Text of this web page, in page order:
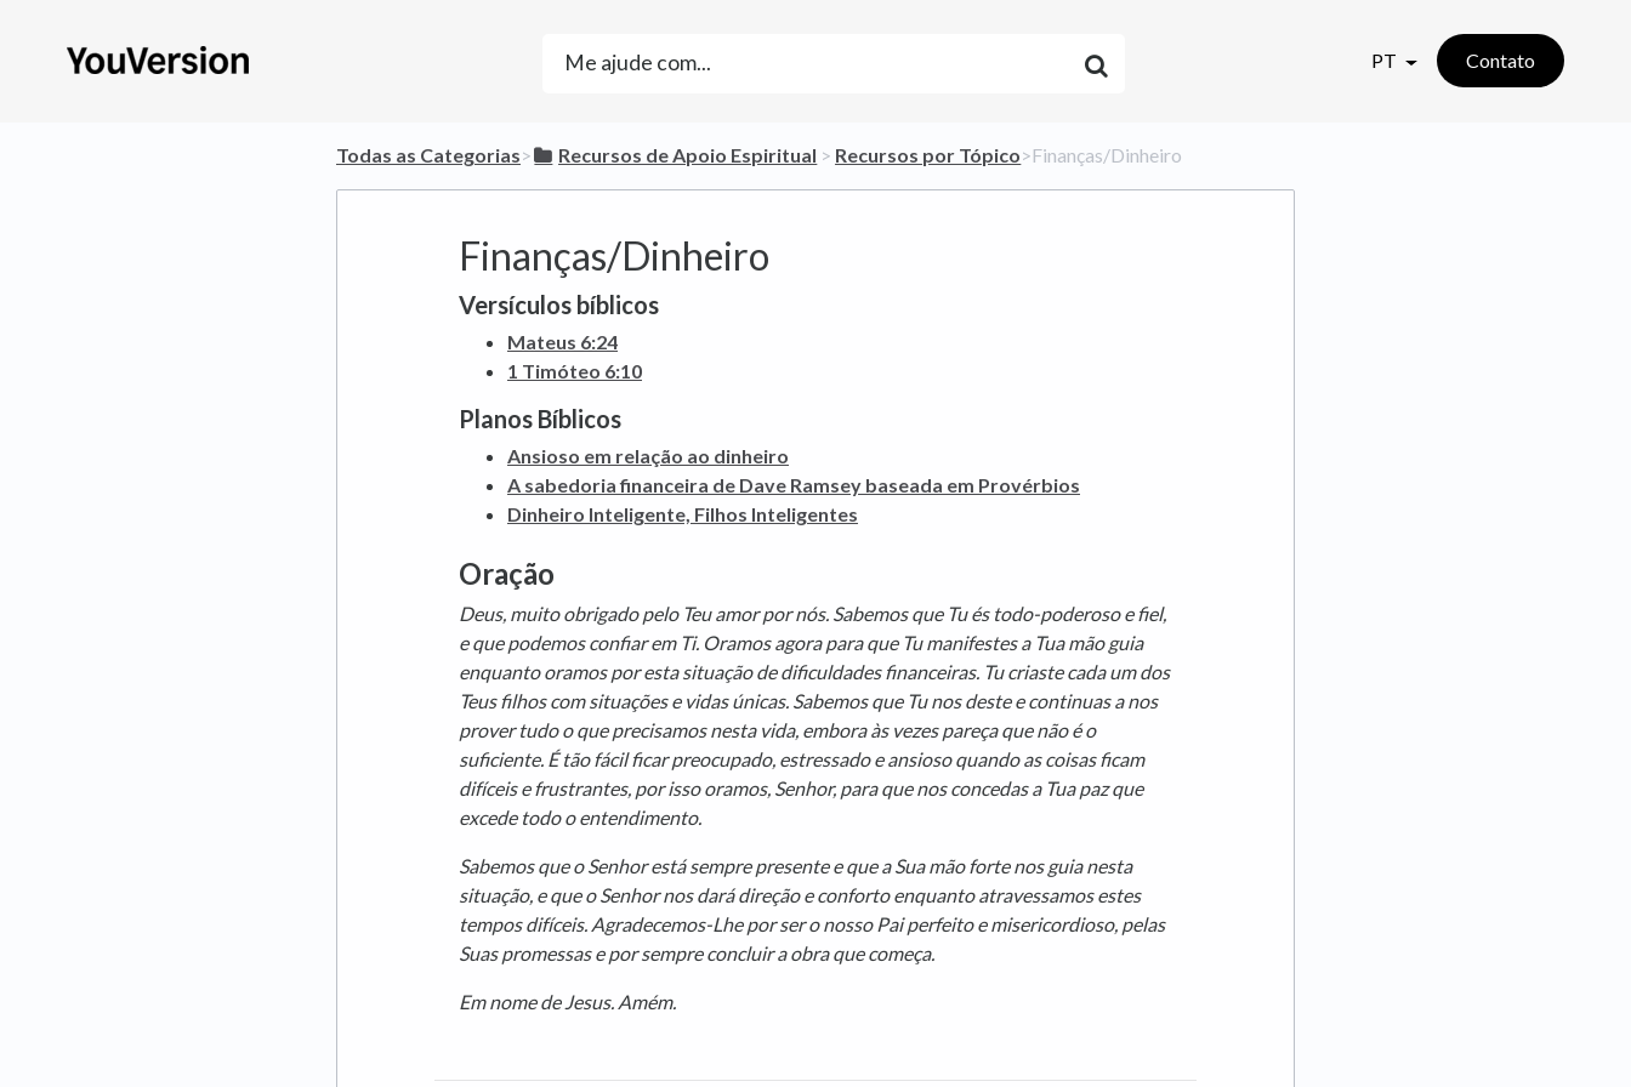
PT Contato
Todas as Categorias​>​ ​Recursos de Apoio Espiritual ​ > ​ ​Recursos por Tópico​>​ Finanças/Dinheiro
Finanças/Dinheiro
Versículos bíblicos
Mateus 6:24
1 Timóteo 6:10
Planos Bíblicos
Ansioso em relação ao dinheiro
A sabedoria financeira de Dave Ramsey baseada em Provérbios
Dinheiro Inteligente, Filhos Inteligentes
Oração
Deus, muito obrigado pelo Teu amor por nós. Sabemos que Tu és todo-poderoso e fiel,
e que podemos confiar em Ti. Oramos agora para que Tu manifestes a Tua mão guia
enquanto oramos por esta situação de dificuldades financeiras. Tu criaste cada um dos
Teus filhos com situações e vidas únicas. Sabemos que Tu nos deste e continuas a nos
prover tudo o que precisamos nesta vida, embora às vezes pareça que não é o
suficiente. É tão fácil ficar preocupado, estressado e ansioso quando as coisas ficam
difíceis e frustrantes, por isso oramos, Senhor, para que nos concedas a Tua paz que
excede todo o entendimento.
Sabemos que o Senhor está sempre presente e que a Sua mão forte nos guia nesta
situação, e que o Senhor nos dará direção e conforto enquanto atravessamos estes
tempos difíceis. Agradecemos-Lhe por ser o nosso Pai perfeito e misericordioso, pelas
Suas promessas e por sempre concluir a obra que começa.
Em nome de Jesus. Amém.